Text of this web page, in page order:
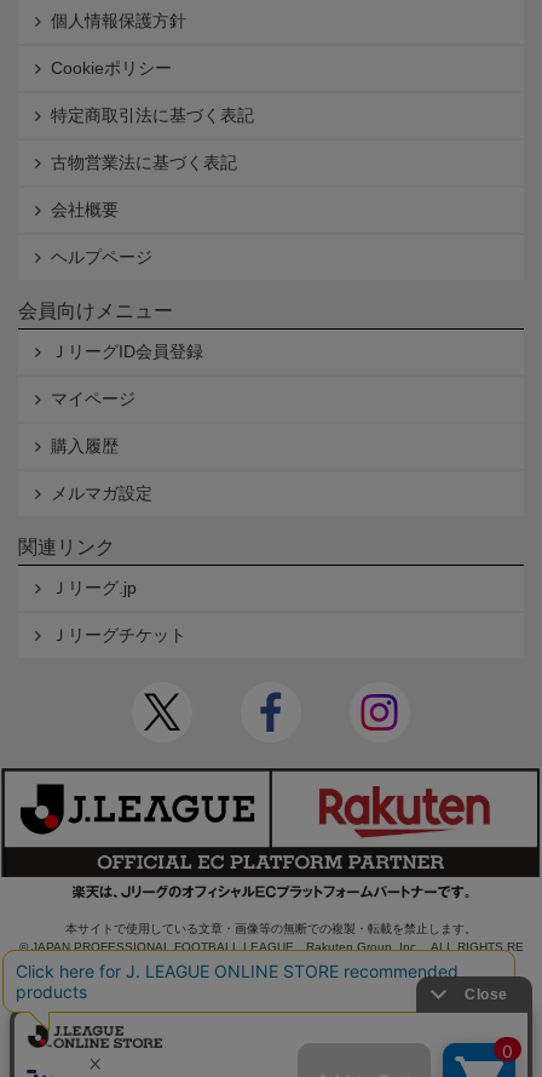
個人情報保護方針
Cookieポリシー
特定商取引法に基づく表記
古物営業法に基づく表記
会社概要
ヘルプページ
会員向けメニュー
ＪリーグID会員登録
マイページ
購入履歴
メルマガ設定
関連リンク
Ｊリーグ.jp
Ｊリーグチケット
本サイトで使用している文章・画像等の無断での複製・転載を禁止します。
© JAPAN PROFESSIONAL FOOTBALL LEAGUE Rakuten Group, Inc. ALL RIGHTS RE
SERVED.